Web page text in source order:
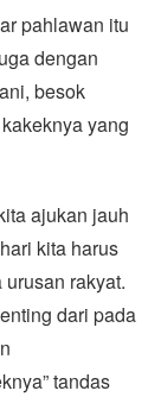
pahlawan itu
dengan
besok
yang
ajukan jauh
kita harus
rakyat.
dari pada
tandas